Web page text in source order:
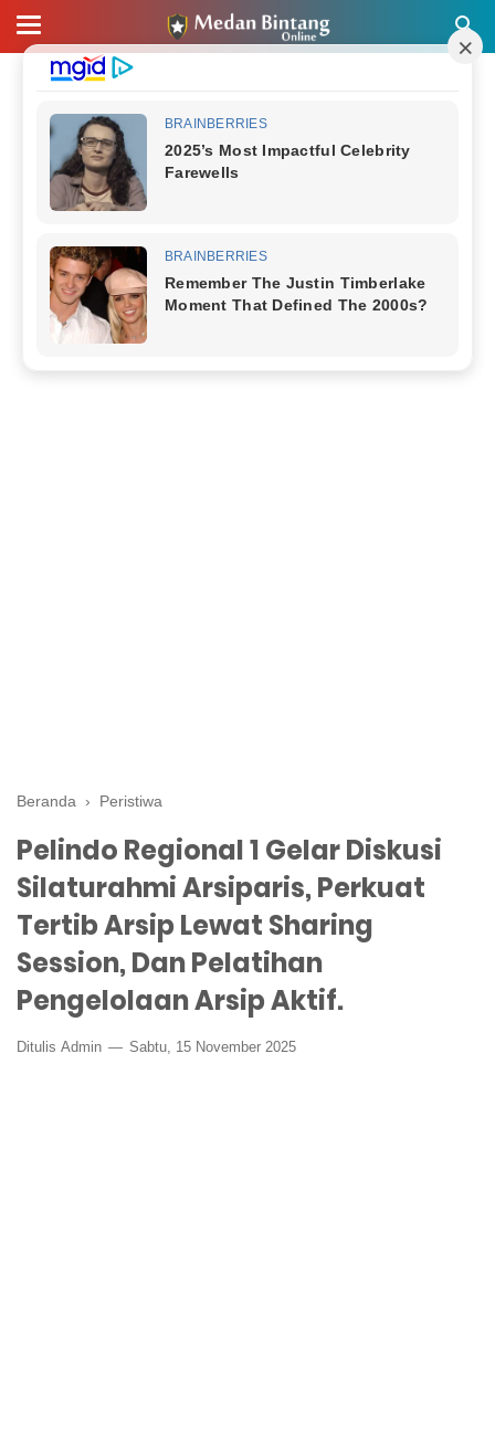
Beranda › Peristiwa
Pelindo Regional 1 Gelar Diskusi
Silaturahmi Arsiparis, Perkuat
Tertib Arsip Lewat Sharing
Session, Dan Pelatihan
Pengelolaan Arsip Aktif.
Ditulis Admin Sabtu, 15 November 2025